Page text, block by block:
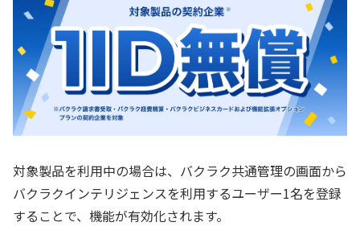
対象製品を利用中の場合は、バクラク共通管理の画面から
バクラクインテリジェンスを利用するユーザー1名を登録
することで、機能が有効化されます。